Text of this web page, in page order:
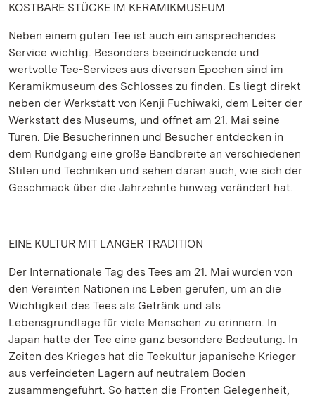
KOSTBARE STÜCKE IM KERAMIKMUSEUM
Neben einem guten Tee ist auch ein ansprechendes
Service wichtig. Besonders beeindruckende und
wertvolle Tee-Services aus diversen Epochen sind im
Keramikmuseum des Schlosses zu finden. Es liegt direkt
neben der Werkstatt von Kenji Fuchiwaki, dem Leiter der
Werkstatt des Museums, und öffnet am 21. Mai seine
Türen. Die Besucherinnen und Besucher entdecken in
dem Rundgang eine große Bandbreite an verschiedenen
Stilen und Techniken und sehen daran auch, wie sich der
Geschmack über die Jahrzehnte hinweg verändert hat.
EINE KULTUR MIT LANGER TRADITION
Der Internationale Tag des Tees am 21. Mai wurden von
den Vereinten Nationen ins Leben gerufen, um an die
Wichtigkeit des Tees als Getränk und als
Lebensgrundlage für viele Menschen zu erinnern. In
Japan hatte der Tee eine ganz besondere Bedeutung. In
Zeiten des Krieges hat die Teekultur japanische Krieger
aus verfeindeten Lagern auf neutralem Boden
zusammengeführt. So hatten die Fronten Gelegenheit,